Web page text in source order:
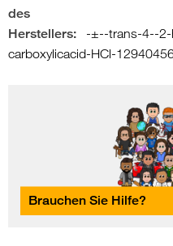
des
Herstellers:
-±--trans-4--2-
carboxylicacid-HCl-
Brauchen Sie Hilfe?